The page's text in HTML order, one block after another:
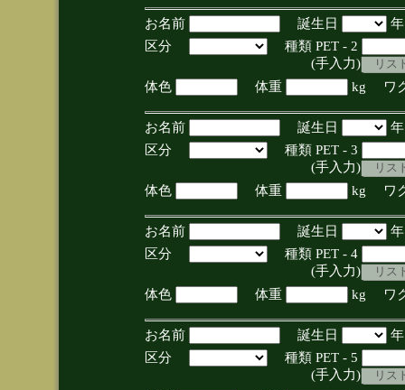
お名前 誕生日
区分
種類 PET - 2
(手入力)
体色
体重 kg ワ
お名前 誕生日
区分
種類 PET - 3
(手入力)
体色
体重 kg ワ
お名前 誕生日
区分
種類 PET - 4
(手入力)
体色
体重 kg ワ
お名前 誕生日
区分
種類 PET - 5
(手入力)